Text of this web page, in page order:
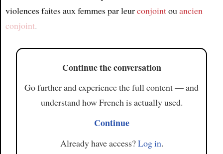
violences faites aux femmes par leurconjointouancien
conjoint.
Continue the conversation
Go further and experience the full content — and
understand how French is actually used.
Continue
Already have access?Log in.